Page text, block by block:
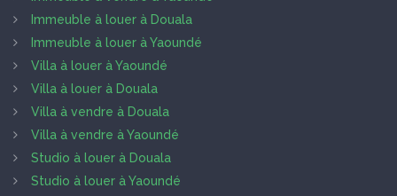
Immeuble à louer à Douala
Immeuble à louer à Yaoundé
Villa à louer à Yaoundé
Villa à louer à Douala
Villa à vendre à Douala
Villa à vendre à Yaoundé
Studio à louer à Douala
Studio à louer à Yaoundé